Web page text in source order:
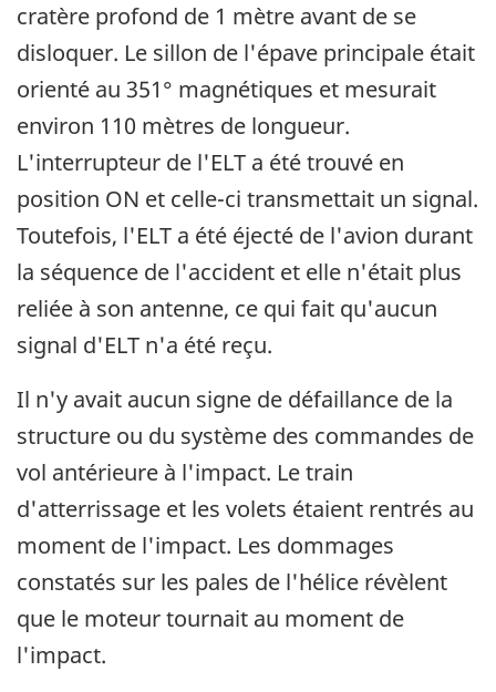
cratère profond de 1 mètre avant de se
disloquer. Le sillon de l'épave principale était
orienté au 351° magnétiques et mesurait
environ 110 mètres de longueur.
L'interrupteur de l'ELT a été trouvé en
position ON et celle-ci transmettait un signal.
Toutefois, l'ELT a été éjecté de l'avion durant
la séquence de l'accident et elle n'était plus
reliée à son antenne, ce qui fait qu'aucun
signal d'ELT n'a été reçu.
Il n'y avait aucun signe de défaillance de la
structure ou du système des commandes de
vol antérieure à l'impact. Le train
d'atterrissage et les volets étaient rentrés au
moment de l'impact. Les dommages
constatés sur les pales de l'hélice révèlent
que le moteur tournait au moment de
l'impact.